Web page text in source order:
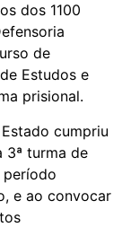
dos 1100
de
Estudos e
prisional.
cumpriu
3ª turma de
período
e ao convocar